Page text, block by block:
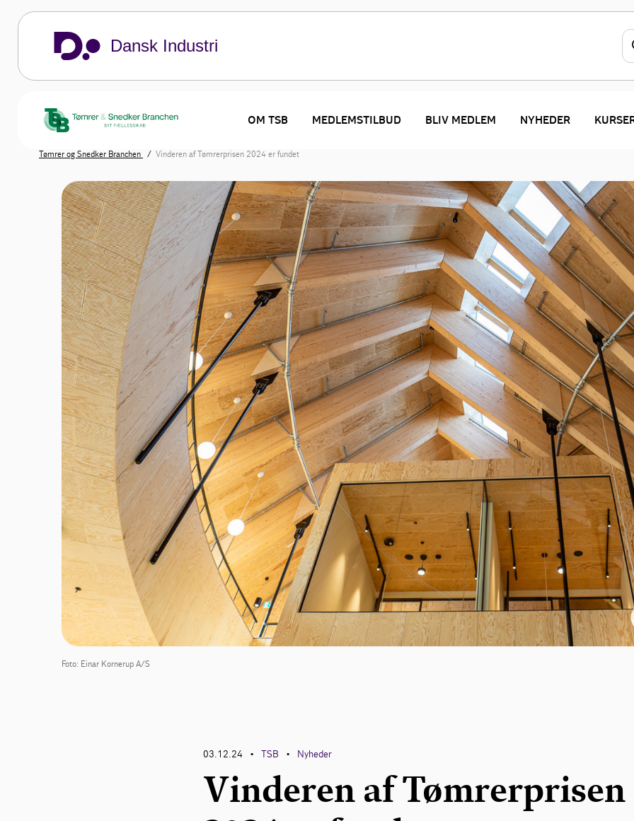
Dansk Industri
OM TSB MEDLEMSTILBUD BLIV MEDLEM NYHEDER
Tømrer og Snedker Branchen Vinderen af Tømrerprisen 2024 er fundet
Foto: Einar Kornerup A/S
03.12.24 • TSB • Nyheder
Vinderen af Tømrerprisen